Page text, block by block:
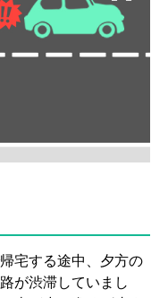
宅する途中、夕方の
が渋滞していまし